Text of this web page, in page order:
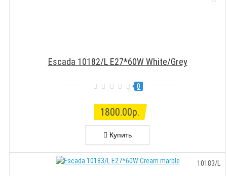
Escada 10182/L E27*60W White/Grey
0
1800.00р.
Купить
10183/L